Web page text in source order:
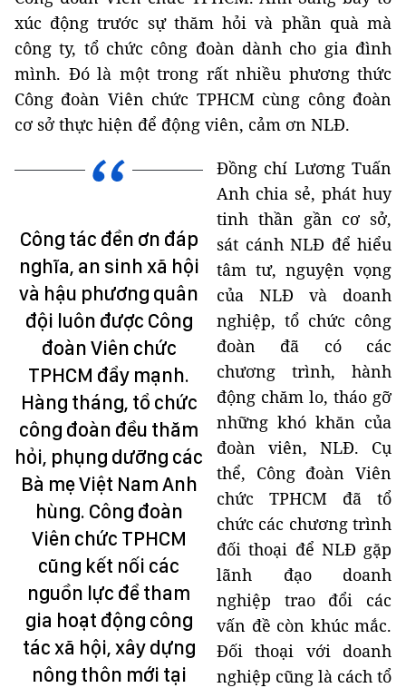
xúc động trước sự thăm hỏi và phần quà mà
công ty, tổ chức công đoàn dành cho gia đình
mình. Đó là một trong rất nhiều phương thức
Công đoàn Viên chức TPHCM cùng công đoàn
cơ sở thực hiện để động viên, cảm ơn NLĐ.
Công tác đền ơn đáp
nghĩa, an sinh xã hội
và hậu phương quân
đội luôn được Công
đoàn Viên chức
TPHCM đẩy mạnh.
Hàng tháng, tổ chức
công đoàn đều thăm
hỏi, phụng dưỡng các
Bà mẹ Việt Nam Anh
hùng. Công đoàn
Viên chức TPHCM
cũng kết nối các
nguồn lực để tham
gia hoạt động công
tác xã hội, xây dựng
nông thôn mới tại
Đồng chí Lương Tuấn
Anh chia sẻ, phát huy
tinh thần gần cơ sở,
sát cánh NLĐ để hiểu
tâm tư, nguyện vọng
của NLĐ và doanh
nghiệp, tổ chức công
đoàn đã có các
chương trình, hành
động chăm lo, tháo gỡ
những khó khăn của
đoàn viên, NLĐ. Cụ
thể, Công đoàn Viên
chức TPHCM đã tổ
chức các chương trình
đối thoại để NLĐ gặp
lãnh đạo doanh
nghiệp trao đổi các
vấn đề còn khúc mắc.
Đối thoại với doanh
nghiệp cũng là cách tổ